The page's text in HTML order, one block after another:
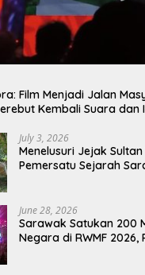
Film Menjadi Jalan
Kembali Suara dan
July 3, 2026
Menelusuri Jejak
Pemersatu Sejarah
June 28, 2026
Sarawak Satukan 200
Negara di RWMF 2026,